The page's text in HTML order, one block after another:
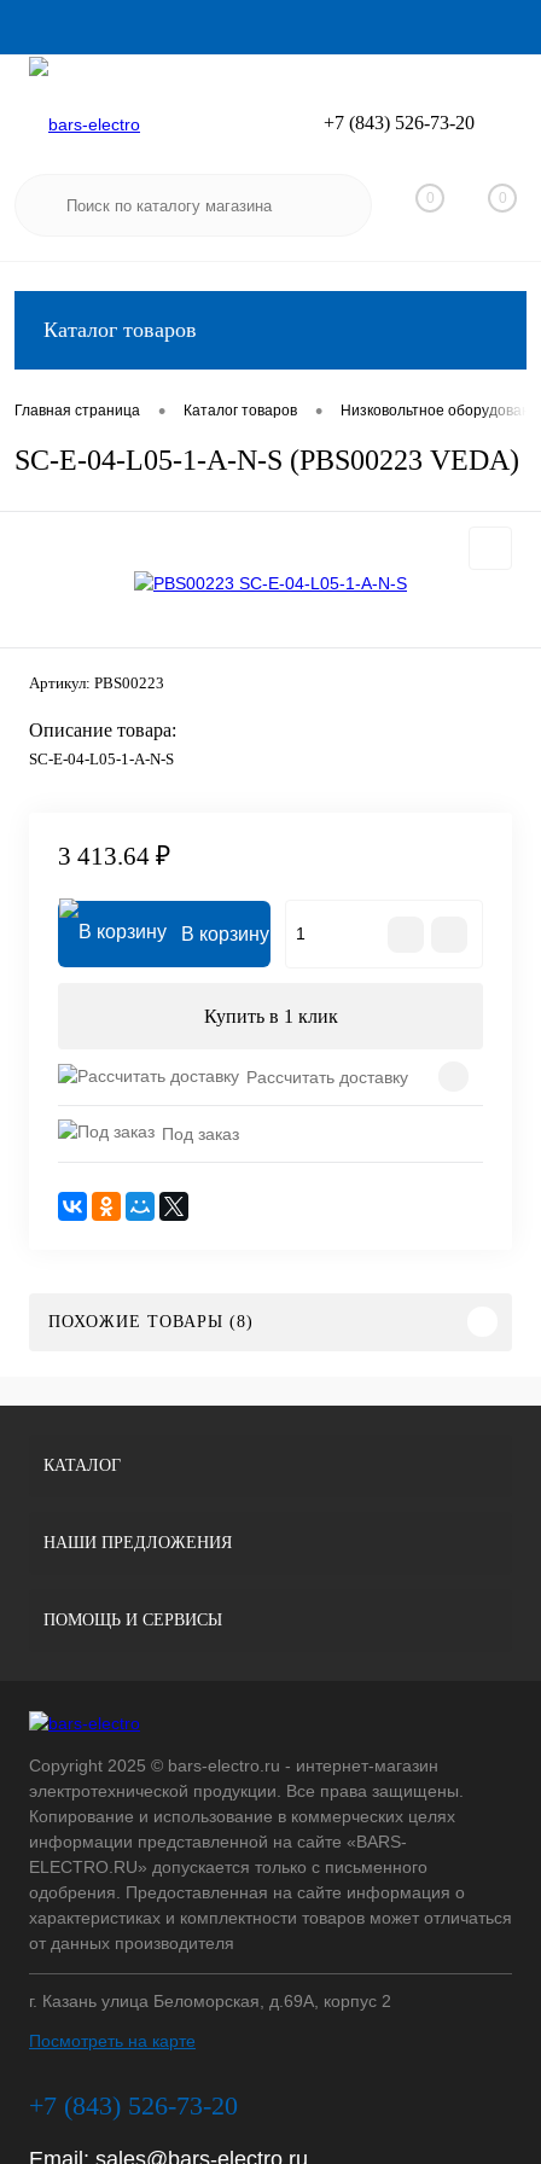
Вход
+7 (843) 526-73-20
0 0
Каталог товаров
Главная страница • Каталог товаров • Низковольтное
SC-E-04-L05-1-A-N-S (PBS00223 VEDA)
Артикул: PBS00223
Описание товара:
SC-E-04-L05-1-A-N-S
3 413.64 ₽
В корзину
Купить в 1 клик
Рассчитать доставку
Под заказ
ПОХОЖИЕ ТОВАРЫ (8)
КАТАЛОГ
НАШИ ПРЕДЛОЖЕНИЯ
ПОМОЩЬ И СЕРВИСЫ
Copyright 2025 © bars-electro.ru - интернет-магазин
электротехнической продукции. Все права защищены.
Копирование и использование в коммерческих целях
информации представленной на сайте «BARS-
ELECTRO.RU» допускается только с письменного
одобрения. Предоставленная на сайте информация о
характеристиках и комплектности товаров может отличаться
от данных производителя
г. Казань улица Беломорская, д.69А, корпус 2
Посмотреть на карте
+7 (843) 526-73-20
Email: sales@bars-electro.ru